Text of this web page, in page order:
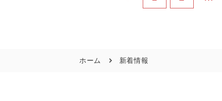
ホーム 新着情報